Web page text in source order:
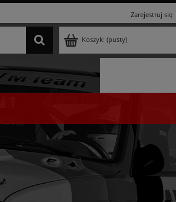
Zarejestruj się
Koszyk: (pusty)